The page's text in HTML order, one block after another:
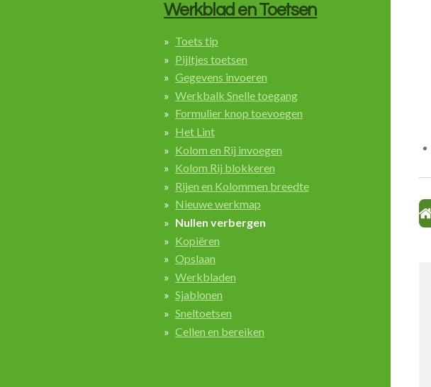
Werkblad en Toetsen
Toets tip
Pijltjes toetsen
Gegevens invoeren
Werkbalk Snelle toegang
Formulier knop toevoegen
Het Lint
Kolom en Rij invoegen
Kolom Rij blokkeren
Rijen en Kolommen breedte
Nieuwe werkmap
Nullen verbergen
Kopiëren
Opslaan
Werkbladen
Sjablonen
Sneltoetsen
Cellen en bereiken